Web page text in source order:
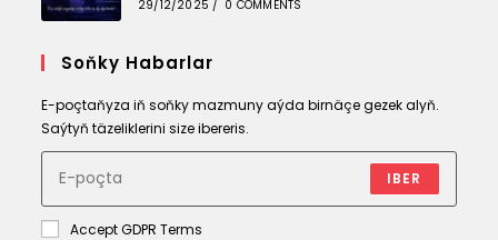
29/12/2025 / 0 COMMENTS
Soňky Habarlar
E-poçtaňyza iň soňky mazmuny aýda birnäçe gezek alyň.
Saýtyň täzeliklerini size ibereris.
IBER
Accept GDPR Terms